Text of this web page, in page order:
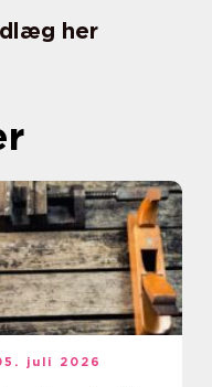
her
juli 2026